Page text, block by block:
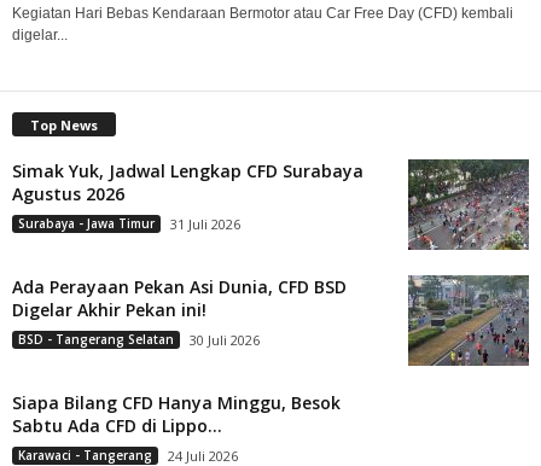
Kegiatan Hari Bebas Kendaraan Bermotor atau Car Free Day (CFD) kembali
digelar...
Top News
Simak Yuk, Jadwal Lengkap CFD Surabaya
Agustus 2026
Surabaya - Jawa Timur 31 Juli 2026
Ada Perayaan Pekan Asi Dunia, CFD BSD
Digelar Akhir Pekan ini!
BSD - Tangerang Selatan 30 Juli 2026
Siapa Bilang CFD Hanya Minggu, Besok
Sabtu Ada CFD di Lippo...
Karawaci - Tangerang 24 Juli 2026